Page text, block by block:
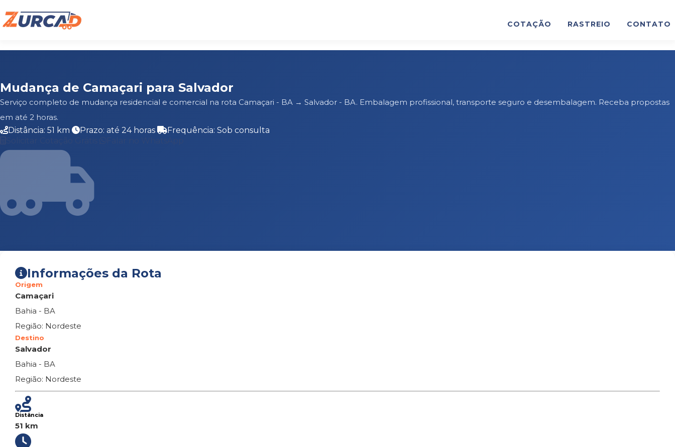
COTAÇÃO RASTREIO CONTATO
Mudança de Camaçari para Salvador
Serviço completo de mudança residencial e comercial na rota Camaçari - BA → Salvador - BA. Embalagem profissional, transporte seguro e desembalagem. Receba propostas
em até 2 horas.
Distância: 51 km
Prazo: até 24 horas
Frequência: Sob consulta
Informações da Rota
Origem
Camaçari
Bahia - BA
Região: Nordeste
Destino
Salvador
Bahia - BA
Região: Nordeste
Distância
51 km